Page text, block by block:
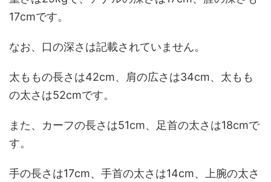
17cmです。
なお、口の深さは記載されていません。
太ももの長さは42cm、肩の広さは34cm、太もも
の太さは52cmです。
また、カーフの長さは51cm、足首の太さは18cmで
す。
手の長さは17cm、手首の太さは14cm、上腕の太さ